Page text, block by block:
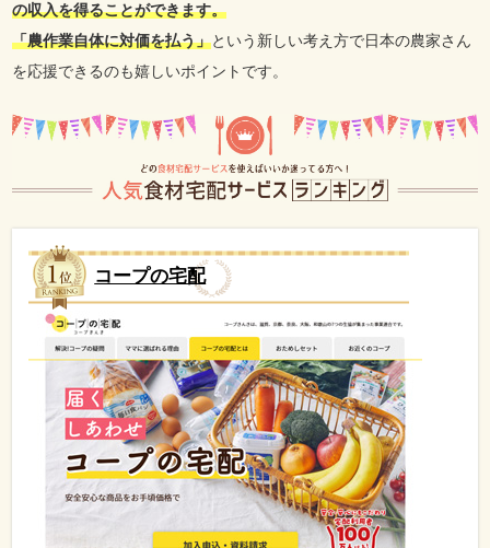
の収入を得ることができます。
「農作業自体に対価を払う」という新しい考え方で日本の農家さん
を応援できるのも嬉しいポイントです。
コープの宅配